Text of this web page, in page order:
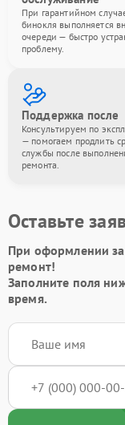
При гарантийном
бинокля выполняется
очереди — быстро
проблему.
Поддержка после
Консультируем по
— помогаем продлить
службы после
ремонта.
Оставьте
При оформлении
ремонт!
Заполните поля
время.